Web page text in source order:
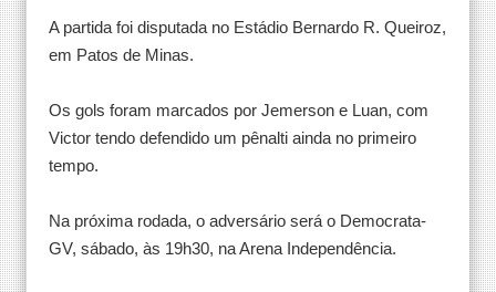
A partida foi disputada no Estádio Bernardo R. Queiroz,
em Patos de Minas.
Os gols foram marcados por Jemerson e Luan, com
Victor tendo defendido um pênalti ainda no primeiro
tempo.
Na próxima rodada, o adversário será o Democrata-
GV, sábado, às 19h30, na Arena Independência.